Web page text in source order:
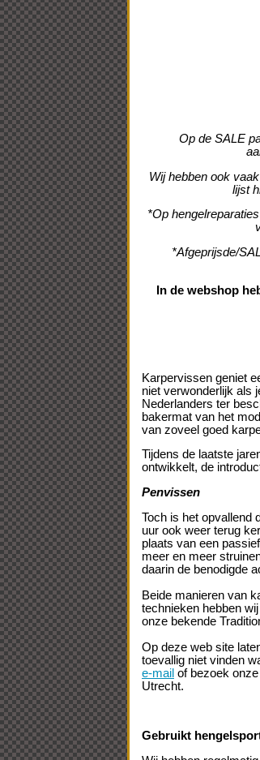
Op de SALE
Wij hebben ook
lijst
*Op
*Afgeprijsde/
In de webshop
Karpervissen geniet
niet verwonderlijk als
Nederlanders ter
bakermat van het
van zoveel goed
Tijdens de laatste
ontwikkelt, de
Penvissen
Toch is het opvallend
uur ook weer terug
plaats van een
meer en meer
daarin de benodigde
Beide manieren van
technieken hebben
onze bekende
Op deze web site
toevallig niet vinden
e-mail of bezoek
Utrecht.
Gebruikt